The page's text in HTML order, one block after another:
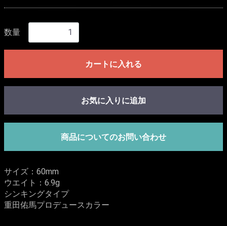
数量
カートに入れる
お気に入りに追加
商品についてのお問い合わせ
サイズ：60mm
ウエイト：6.9g
シンキングタイプ
重田佑馬プロデュースカラー